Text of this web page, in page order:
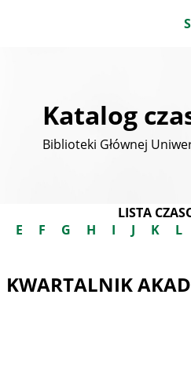
Katalog
Biblioteki Głównej
LISTA
E F G H I J K L
KWARTALNIK